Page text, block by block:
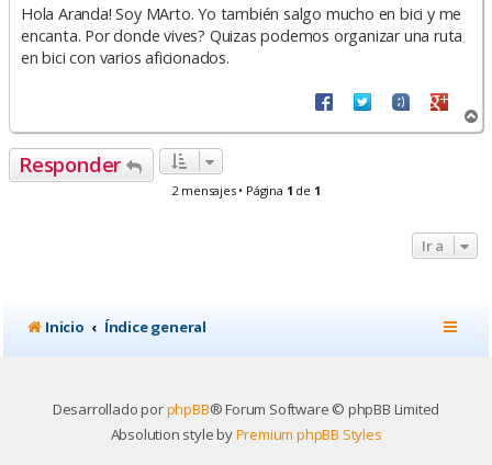
n
a
j
Hola Aranda! Soy MArto. Yo también salgo mucho en bici y me
encanta. Por donde vives? Quizas podemos organizar una ruta
en bici con varios aficionados.
r
Responder
2 mensajes • Página 1 de 1
Ir a
Inicio Índice general
Desarrollado porphpBB® Forum Software © phpBB Limited
Absolution style byPremium phpBB Styles